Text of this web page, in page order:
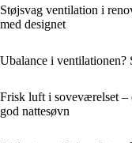
Støjsvag ventilation i
med designet
Ubalance i ventilationen?
Frisk luft i soveværelset
god nattesøvn